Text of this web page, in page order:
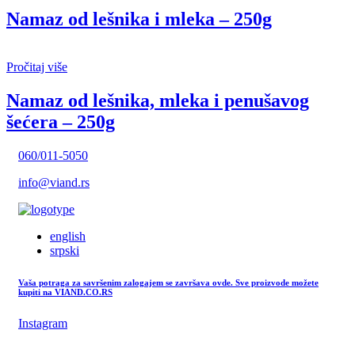
Namaz od lešnika i mleka – 250g
Pročitaj više
Namaz od lešnika, mleka i penušavog
šećera – 250g
060/011-5050
info@viand.rs
english
srpski
Vaša potraga za savršenim zalogajem se završava ovde. Sve proizvode možete
kupiti na VIAND.CO.RS
Instagram